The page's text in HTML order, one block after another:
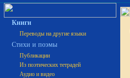
Книги
Переводы на другие языки
Cтихи и поэмы
Публикации
Из поэтических тетрадей
Аудио и видео